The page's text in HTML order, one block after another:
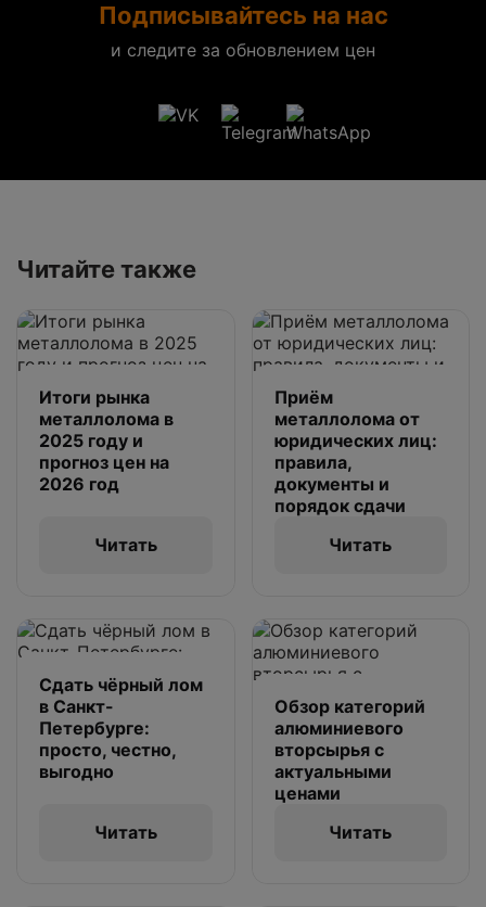
Подписывайтесь на нас
и следите за обновлением цен
Читайте также
Итоги рынка
металлолома в
2025 году и
прогноз цен на
2026 год
Читать
Приём
металлолома от
юридических лиц:
правила,
документы и
порядок сдачи
Читать
Сдать чёрный лом
в Санкт-
Петербурге:
просто, честно,
выгодно
Читать
Обзор категорий
алюминиевого
вторсырья с
актуальными
ценами
Читать